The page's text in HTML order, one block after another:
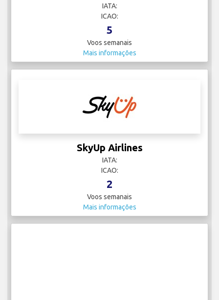
IATA:
ICAO:
5
Voos semanais
Mais informações
SkyUp Airlines
IATA:
ICAO:
2
Voos semanais
Mais informações